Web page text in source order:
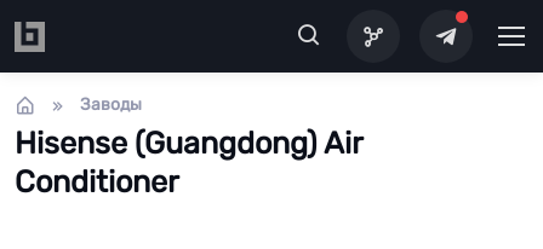
Заводы
Hisense (Guangdong) Air
Conditioner